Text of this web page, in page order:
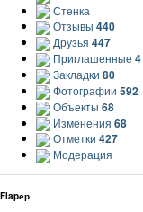
Стенка
Отзывы 440
Друзья 447
Приглашенные 4
Закладки 80
Фотографии 592
Объекты 68
Изменения 68
Отметки 427
Модерация
Flapер